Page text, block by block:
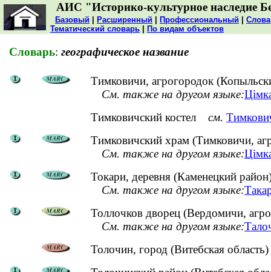
АИС "Историко-культурное наследие
Базовый Расширенный Профессиональный
Тематический словарь
По видам объектов
Словарь: географическое название
Тимковичи, агрогородок
См. также на другом языке:
Тимковичский костел см.
Тимковичский храм (Тимковичи,
См. также на другом языке:
Токари, деревня (Каменецкий
См. также на другом языке:
Толлочков дворец (Вердомичи,
См. также на другом языке:
Толочин, город (Витебская